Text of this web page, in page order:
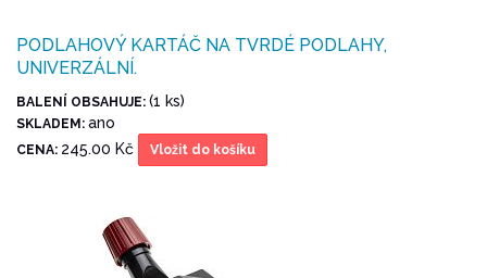
PODLAHOVÝ KARTÁČ NA TVRDÉ PODLAHY,
UNIVERZÁLNÍ.
BALENÍ OBSAHUJE: (1 ks)
SKLADEM: ano
CENA: 245.00 Kč Vložit do košíku